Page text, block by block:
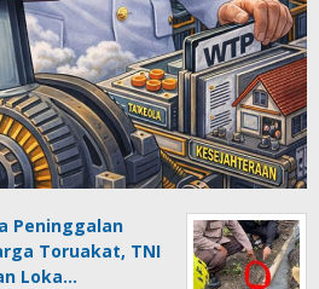
Peninggalan
Toruakat, TNI
Loka…